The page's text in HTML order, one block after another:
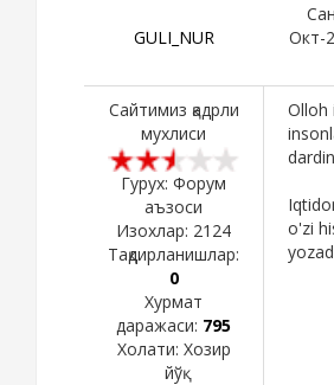
GULI_NUR
Окт-
Сайтимиз қадрли
мухлиси
Гурух: Форум
аъзоси
Изохлар: 2124
Тақдирланишлар:
0
Хурмат
даражаси: 795
Холати: Хозир
йўқ
Olloh
o'zi